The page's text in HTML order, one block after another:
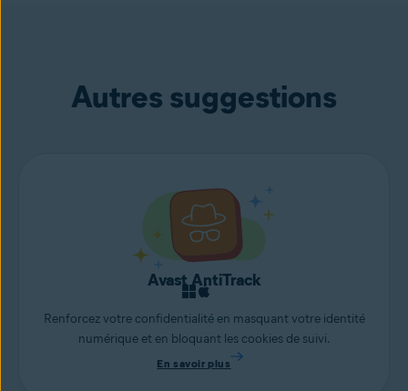
Autres suggestions
Avast AntiTrack
Renforcez votre confidentialité en masquant votre identité
numérique et en bloquant les cookies de suivi.
En savoir plus